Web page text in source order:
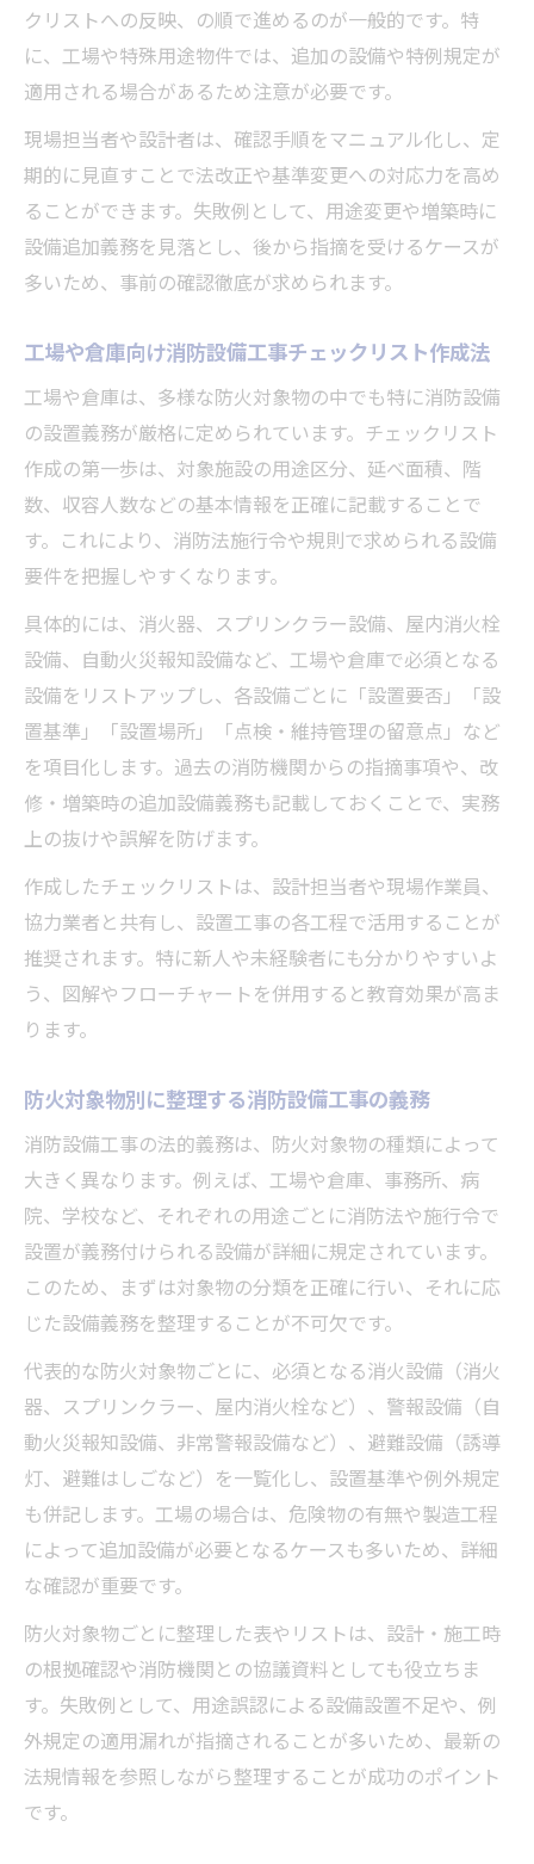
クリストへの反映、の順で進めるのが一般的です。特
に、工場や特殊用途物件では、追加の設備や特例規定が
適用される場合があるため注意が必要です。
現場担当者や設計者は、確認手順をマニュアル化し、定
期的に見直すことで法改正や基準変更への対応力を高め
ることができます。失敗例として、用途変更や増築時に
設備追加義務を見落とし、後から指摘を受けるケースが
多いため、事前の確認徹底が求められます。
工場や倉庫向け消防設備工事チェックリスト作成法
工場や倉庫は、多様な防火対象物の中でも特に消防設備
の設置義務が厳格に定められています。チェックリスト
作成の第一歩は、対象施設の用途区分、延べ面積、階
数、収容人数などの基本情報を正確に記載することで
す。これにより、消防法施行令や規則で求められる設備
要件を把握しやすくなります。
具体的には、消火器、スプリンクラー設備、屋内消火栓
設備、自動火災報知設備など、工場や倉庫で必須となる
設備をリストアップし、各設備ごとに「設置要否」「設
置基準」「設置場所」「点検・維持管理の留意点」など
を項目化します。過去の消防機関からの指摘事項や、改
修・増築時の追加設備義務も記載しておくことで、実務
上の抜けや誤解を防げます。
作成したチェックリストは、設計担当者や現場作業員、
協力業者と共有し、設置工事の各工程で活用することが
推奨されます。特に新人や未経験者にも分かりやすいよ
う、図解やフローチャートを併用すると教育効果が高ま
ります。
防火対象物別に整理する消防設備工事の義務
消防設備工事の法的義務は、防火対象物の種類によって
大きく異なります。例えば、工場や倉庫、事務所、病
院、学校など、それぞれの用途ごとに消防法や施行令で
設置が義務付けられる設備が詳細に規定されています。
このため、まずは対象物の分類を正確に行い、それに応
じた設備義務を整理することが不可欠です。
代表的な防火対象物ごとに、必須となる消火設備（消火
器、スプリンクラー、屋内消火栓など）、警報設備（自
動火災報知設備、非常警報設備など）、避難設備（誘導
灯、避難はしごなど）を一覧化し、設置基準や例外規定
も併記します。工場の場合は、危険物の有無や製造工程
によって追加設備が必要となるケースも多いため、詳細
な確認が重要です。
防火対象物ごとに整理した表やリストは、設計・施工時
の根拠確認や消防機関との協議資料としても役立ちま
す。失敗例として、用途誤認による設備設置不足や、例
外規定の適用漏れが指摘されることが多いため、最新の
法規情報を参照しながら整理することが成功のポイント
です。